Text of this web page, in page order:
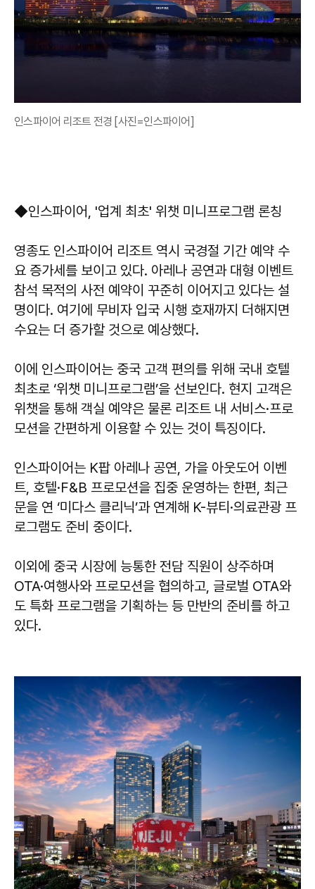
인스파이어 리조트 전경 [사진=인스파이어]
◆인스파이어, '업계 최초' 위챗 미니프로그램 론칭
영종도 인스파이어 리조트 역시 국경절 기간 예약 수
요 증가세를 보이고 있다. 아레나 공연과 대형 이벤트
참석 목적의 사전 예약이 꾸준히 이어지고 있다는 설
명이다. 여기에 무비자 입국 시행 호재까지 더해지면
수요는 더 증가할 것으로 예상했다.
이에 인스파이어는 중국 고객 편의를 위해 국내 호텔
최초로 ‘위챗 미니프로그램’을 선보인다. 현지 고객은
위챗을 통해 객실 예약은 물론 리조트 내 서비스·프로
모션을 간편하게 이용할 수 있는 것이 특징이다.
인스파이어는 K팝 아레나 공연, 가을 아웃도어 이벤
트, 호텔·F&B 프로모션을 집중 운영하는 한편, 최근
문을 연 ‘미다스 클리닉’과 연계해 K-뷰티·의료관광 프
로그램도 준비 중이다.
이외에 중국 시장에 능통한 전담 직원이 상주하며
OTA·여행사와 프로모션을 협의하고, 글로벌 OTA와
도 특화 프로그램을 기획하는 등 만반의 준비를 하고
있다.